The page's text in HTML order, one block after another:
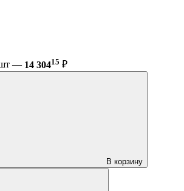
шт — 14 30415 ₽
В корзину